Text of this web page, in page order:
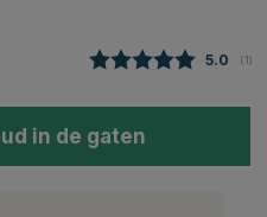
5.0 (1)
in de gaten